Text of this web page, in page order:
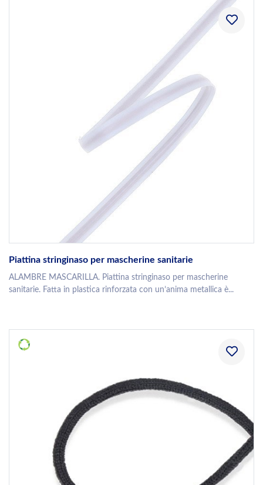
Piattina stringinaso per mascherine sanitarie
ALAMBRE MASCARILLA. Piattina stringinaso per mascherine
sanitarie. Fatta in plastica rinforzata con un’anima metallica è...